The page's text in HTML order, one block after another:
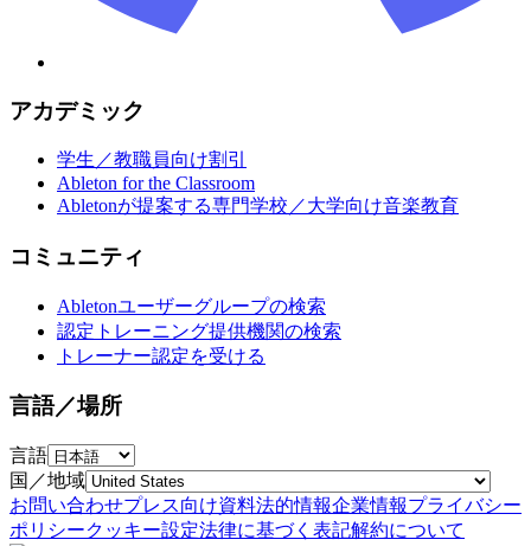
アカデミック
学生／教職員向け割引
Ableton for the Classroom
Abletonが提案する専門学校／大学向け音楽教育
コミュニティ
Abletonユーザーグループの検索
認定トレーニング提供機関の検索
トレーナー認定を受ける
言語／場所
言語
国／地域
お問い合わせプレス向け資料法的情報企業情報プライバシー
ポリシークッキー設定法律に基づく表記解約について